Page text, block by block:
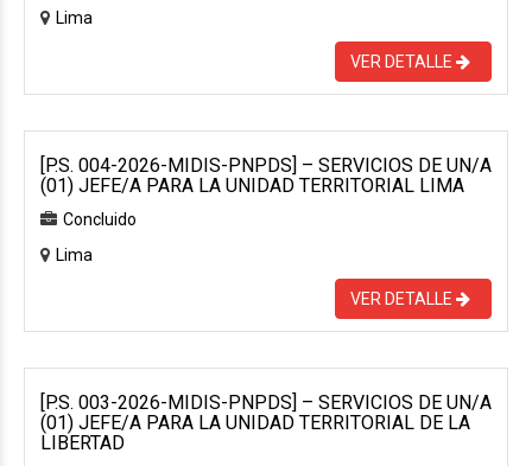
Lima
VER DETALLE
[P.S. 004-2026-MIDIS-PNPDS] – SERVICIOS DE UN/A
(01) JEFE/A PARA LA UNIDAD TERRITORIAL LIMA
Concluido
Lima
VER DETALLE
[P.S. 003-2026-MIDIS-PNPDS] – SERVICIOS DE UN/A
(01) JEFE/A PARA LA UNIDAD TERRITORIAL DE LA
LIBERTAD